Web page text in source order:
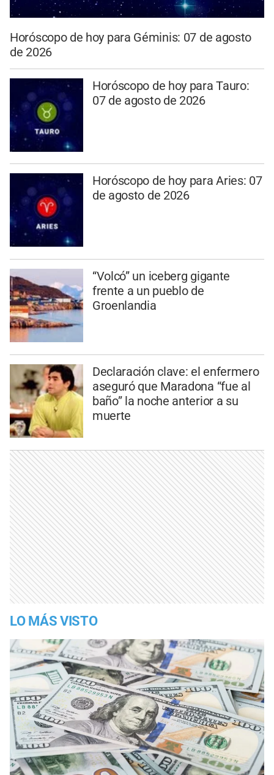
Horóscopo de hoy para Géminis: 07 de agosto
de 2026
Horóscopo de hoy para Tauro:
07 de agosto de 2026
Horóscopo de hoy para Aries: 07
de agosto de 2026
“Volcó” un iceberg gigante
frente a un pueblo de
Groenlandia
Declaración clave: el enfermero
aseguró que Maradona “fue al
baño” la noche anterior a su
muerte
LO MÁS VISTO